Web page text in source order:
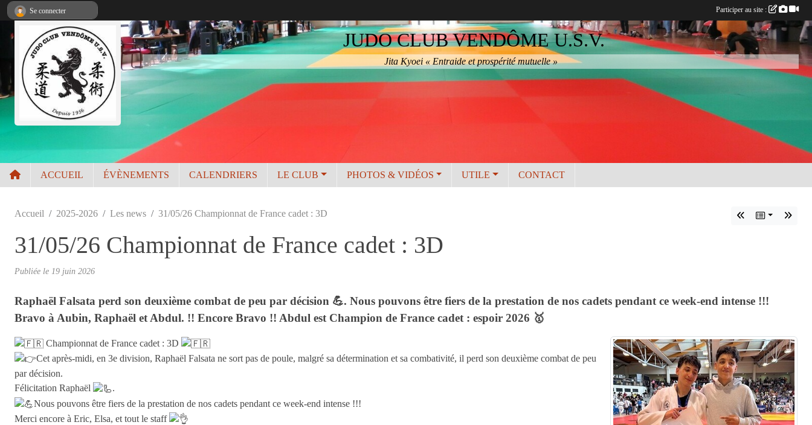
JUDO CLUB VENDÔME U.S.V.
Jita Kyoei « Entraide et prospérité mutuelle »
ACCUEIL ÉVÈNEMENTS CALENDRIERS LE CLUB PHOTOS & VIDÉOS UTILE CONTACT
Accueil 2025-2026 Les news 31/05/26 Championnat de France cadet : 3D
31/05/26 Championnat de France cadet : 3D
Publiée le 19 juin 2026
Raphaël Falsata perd son deuxième combat de peu par décision 💪. Nous pouvons être fiers de la prestation de nos cadets pendant ce week-end intense !!!
Bravo à Aubin, Raphaël et Abdul. !! Encore Bravo !! Abdul est Champion de France cadet : espoir 2026 🥇
Championnat de France cadet : 3D
Cet après-midi, en 3e division, Raphaël Falsata ne sort pas de poule, malgré sa détermination et sa combativité, il perd son deuxième combat de peu
par décision.
Félicitation Raphaël
.
Nous pouvons être fiers de la prestation de nos cadets pendant ce week-end intense !!!
Merci encore à Eric, Elsa, et tout le staff
Se connecter Participer au site :
Panneau de gestion des cookies